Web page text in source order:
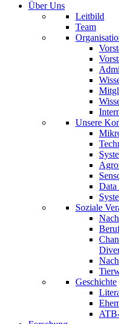
Über Uns
Leitbild
Team
Unsere
Data
Soziale
Geschichte